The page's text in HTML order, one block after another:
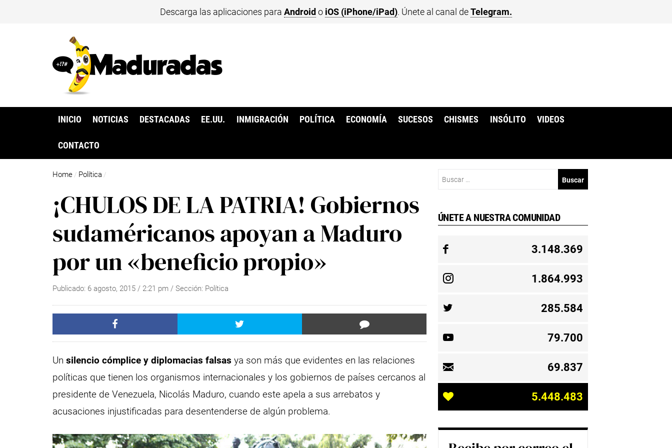
Descarga las aplicaciones para Android o iOS (iPhone/iPad). Únete al canal deTelegram.
INICIO NOTICIAS DESTACADAS EE.UU. INMIGRACIÓN POLÍTICA ECONOMÍA SUCESOS CHISMES INSÓLITO VIDEOS
CONTACTO
Home / Política /
¡CHULOS DE LA PATRIA! Gobiernos
sudaméricanos apoyan a Maduro
por un «beneficio propio»
Publicado: 6 agosto, 2015 / 2:21 pm/ Sección: Política
Unsilencio cómplice y diplomacias falsas ya son más que evidentes en las relaciones
políticas que tienen los organismos internacionales y los gobiernos de países cercanos al
presidente de Venezuela, Nicolás Maduro, cuando este apela a sus arrebatos y
acusaciones injustificadas para desentenderse de algún problema.
ÚNETE A NUESTRA COMUNIDAD
3.148.369
1.864.993
285.584
79.700
69.837
5.448.483